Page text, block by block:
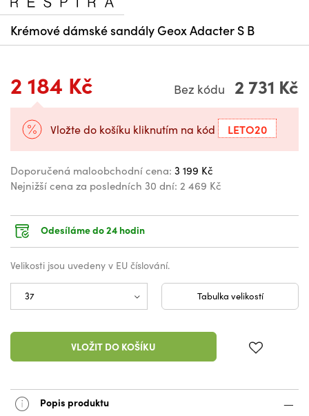
Krémové dámské sandály Geox Adacter S B
2 184 Kč Bez kódu 2 731 Kč
Vložte do košíku kliknutím na kód LETO20
Doporučená maloobchodní cena: 3 199 Kč
Nejnižší cena za posledních 30 dní: 2 469 Kč
Odesíláme do 24 hodin
Velikosti jsou uvedeny v EU číslování.
Tabulka velikostí
VLOŽIT DO KOŠÍKU
Popis produktu